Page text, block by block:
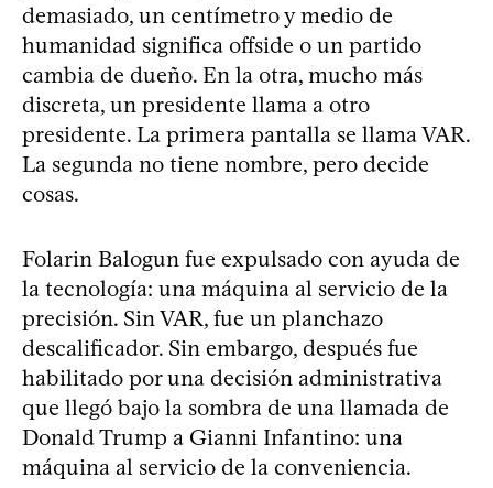
demasiado, un centímetro y medio de
humanidad significa offside o un partido
cambia de dueño. En la otra, mucho más
discreta, un presidente llama a otro
presidente. La primera pantalla se llama VAR.
La segunda no tiene nombre, pero decide
cosas.
Folarin Balogun fue expulsado con ayuda de
la tecnología: una máquina al servicio de la
precisión. Sin VAR, fue un planchazo
descalificador. Sin embargo, después fue
habilitado por una decisión administrativa
que llegó bajo la sombra de una llamada de
Donald Trump a Gianni Infantino: una
máquina al servicio de la conveniencia.